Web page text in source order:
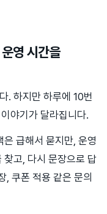
영 시간을
. 하지만 하루에 10번
야기가 달라집니다.
급해서 묻지만, 운영
찾고, 다시 문장으로 답
, 쿠폰 적용 같은 문의